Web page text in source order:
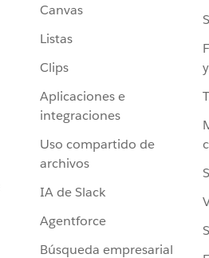
Canvas
Listas
Clips
Aplicaciones e
integraciones
Uso compartido de
archivos
IA de Slack
Agentforce
Búsqueda empresarial